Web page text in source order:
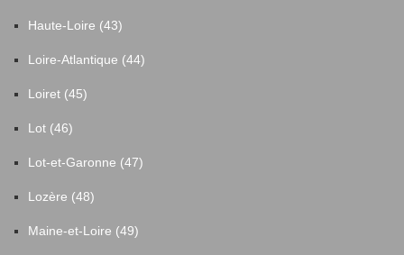
Haute-Loire (43)
Loire-Atlantique (44)
Loiret (45)
Lot (46)
Lot-et-Garonne (47)
Lozère (48)
Maine-et-Loire (49)